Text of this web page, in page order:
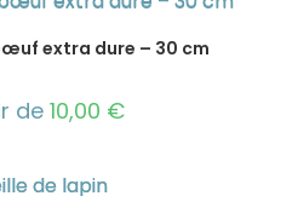
extra dure – 30 cm
de 10,00 €